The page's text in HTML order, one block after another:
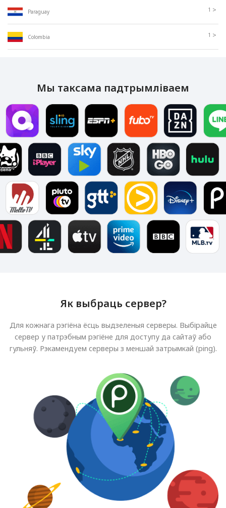
Paraguay 1 >
Colombia 1 >
Мы таксама падтрымліваем
Як выбраць сервер?
Для кожнага рэгіёна ёсць выдзеленыя серверы. Выбірайце
сервер у патрэбным рэгіёне для доступу да сайтаў або
гульняў. Рэкамендуем серверы з меншай затрымкай (ping).